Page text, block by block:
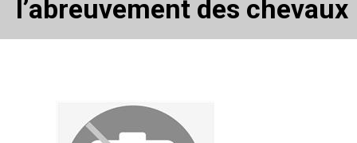
l’abreuvement des chevaux